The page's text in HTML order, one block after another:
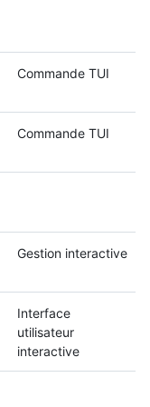
Commande TUI
Commande TUI
Gestion interactive
Interface
utilisateur
interactive